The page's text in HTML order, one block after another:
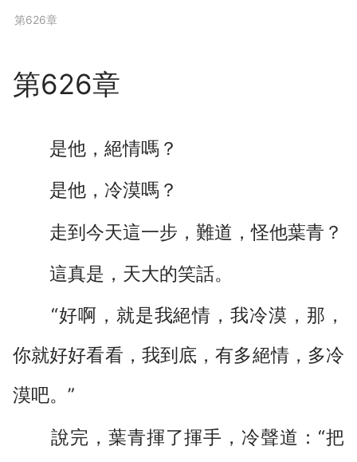
第626章
是他，絕情嗎？
是他，冷漠嗎？
走到今天這一步，難道，怪他葉青？
這真是，天大的笑話。
“好啊，就是我絕情，我冷漠，那，
你就好好看看，我到底，有多絕情，多冷
漠吧。”
說完，葉青揮了揮手，冷聲道：“把
第626章